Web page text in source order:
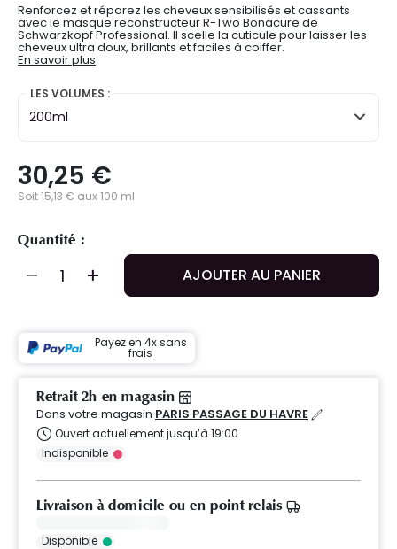
Renforcez et réparez les cheveux sensibilisés et cassants
avec le masque reconstructeur R-Two Bonacure de
Schwarzkopf Professional. Il scelle la cuticule pour laisser les
cheveux ultra doux, brillants et faciles à coiffer.
En savoir plus
LES VOLUMES :
200ml
30,25 €
Soit 15,13 € aux 100 ml
Quantité :
AJOUTER AU PANIER
Payez en 4x sans
frais
Retrait 2h en magasin
Dans votre magasin PARIS PASSAGE DU HAVRE
Ouvert actuellement jusqu’à 19:00
Indisponible
Livraison à domicile ou en point relais
Disponible